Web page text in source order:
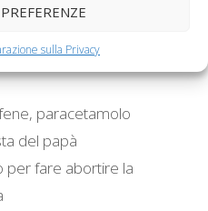
sulla Privacy
dall'abuso di
, paracetamolo
del papà
per fare abortire la